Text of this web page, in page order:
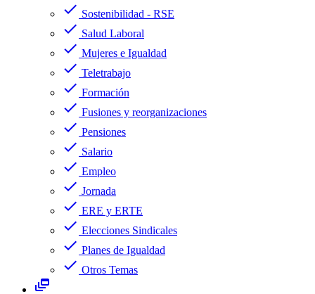
check Sostenibilidad - RSE
check Salud Laboral
check Mujeres e Igualdad
check Teletrabajo
check Formación
check Fusiones y reorganizaciones
check Pensiones
check Salario
check Empleo
check Jornada
check ERE y ERTE
check Elecciones Sindicales
check Planes de Igualdad
check Otros Temas
dynamic_feed